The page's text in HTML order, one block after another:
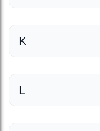
K
L